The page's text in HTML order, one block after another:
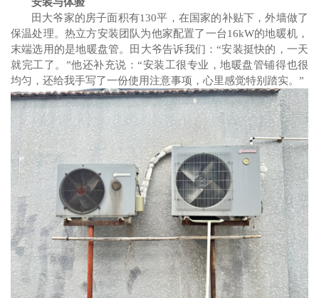
田大爷家的房子面积有130平，在国家的补贴下，外墙做了
保温处理。热立方安装团队为他家配置了一台16kW的地暖机，
末端选用的是地暖盘管。田大爷告诉我们 ：“安装挺快的，一天
就完工了。 ”他还补充说：“安装工很专业 ，地暖盘管铺得也很
均匀 ， 还给我手写了一份使用注意事项 ， 心里感觉特别踏实。 ”